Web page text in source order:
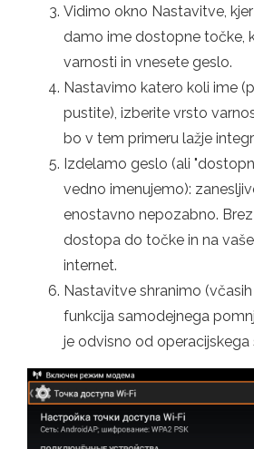
Vidimo okno Nastavitve,
damo ime dostopne točke,
varnosti in vnesete geslo.
Nastavimo katero koli ime
pustite), izberite vrsto
bo v tem primeru lažje
Izdelamo geslo (ali
vedno imenujemo):
enostavno nepozabno.
dostopa do točke in na
internet.
Nastavitve shranimo
funkcija samodejnega
je odvisno od operacijskega